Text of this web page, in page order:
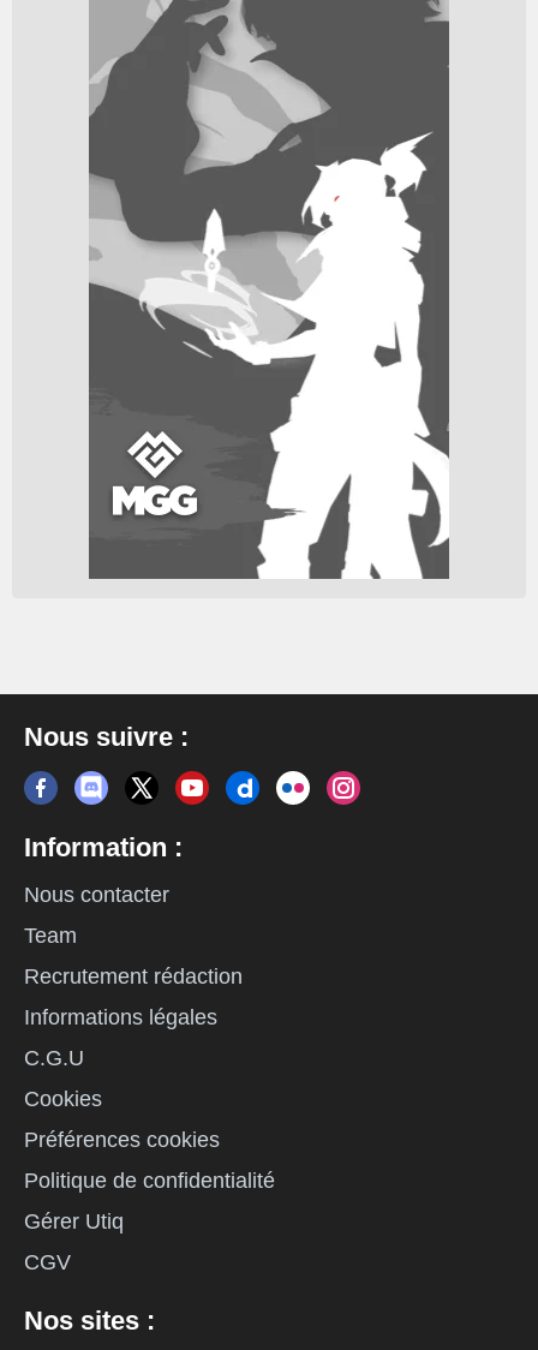
Nous suivre :
Information :
Nous contacter
Team
Recrutement rédaction
Informations légales
C.G.U
Cookies
Préférences cookies
Politique de confidentialité
Gérer Utiq
CGV
Nos sites :